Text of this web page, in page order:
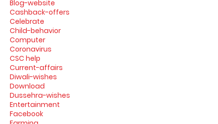
Blog-website
Cashback-offers
Celebrate
Child-behavior
Computer
Coronavirus
CSC help
Current-affairs
Diwali-wishes
Download
Dussehra-wishes
Entertainment
Facebook